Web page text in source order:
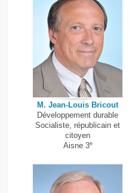
M. Jean-Louis Bricout
Développement durable
Socialiste, républicain et
citoyen
Aisne 3e